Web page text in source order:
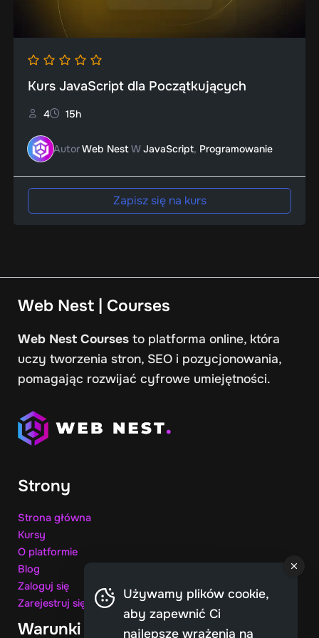
Kurs JavaScript dla Początkujących
4 15h
AutorWeb NestWJavaScript, Programowanie
Zapisz się na kurs
Web Nest | Courses
Web Nest Courses to platforma online, która
uczy tworzenia stron, SEO i pozycjonowania,
pomagając rozwijać cyfrowe umiejętności.
Strony
Strona główna
Kursy
O platformie
Blog
Zaloguj się
Zarejestruj się
Warunki
Używamy plików cookie,
aby zapewnić Ci
najlepsze wrażenia na